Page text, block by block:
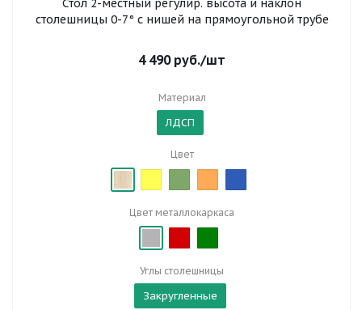
Стол 2-местный регулир. высота и наклон
столешницы 0-7° с нишей на прямоугольной трубе
4 490руб./шт
Материал
ЛДСП
Цвет
Цвет металлокаркаса
Углы столешницы
Закругленные